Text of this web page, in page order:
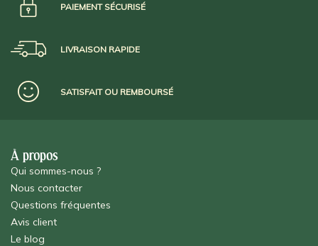
PAIEMENT SÉCURISÉ
LIVRAISON RAPIDE
SATISFAIT OU REMBOURSÉ
À propos
Qui sommes-nous ?
Nous contacter
Questions fréquentes
Avis client
Le blog